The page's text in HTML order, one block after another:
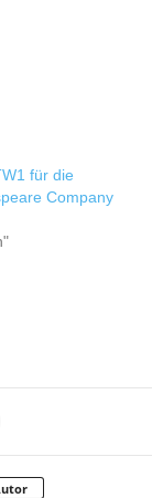
für die
Company